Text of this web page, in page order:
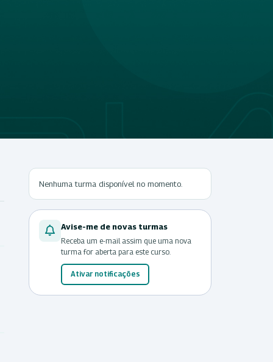
Nenhuma turma disponível no momento.
Avise-me de novas turmas
Receba um e-mail assim que uma nova
turma for aberta para este curso.
Ativar notificações